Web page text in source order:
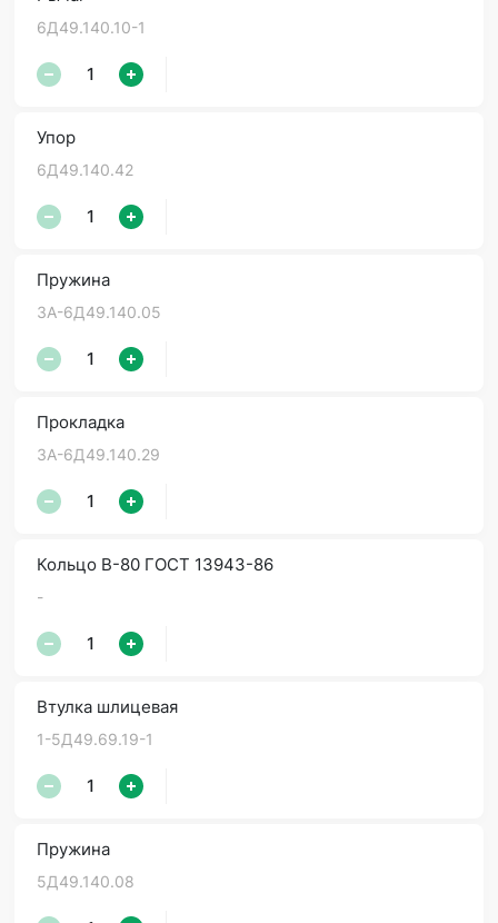
6Д49.140.10-1
Упор
6Д49.140.42
Пружина
3А-6Д49.140.05
Прокладка
3А-6Д49.140.29
Кольцо В-80 ГОСТ 13943-86
-
Втулка шлицевая
1-5Д49.69.19-1
Пружина
5Д49.140.08